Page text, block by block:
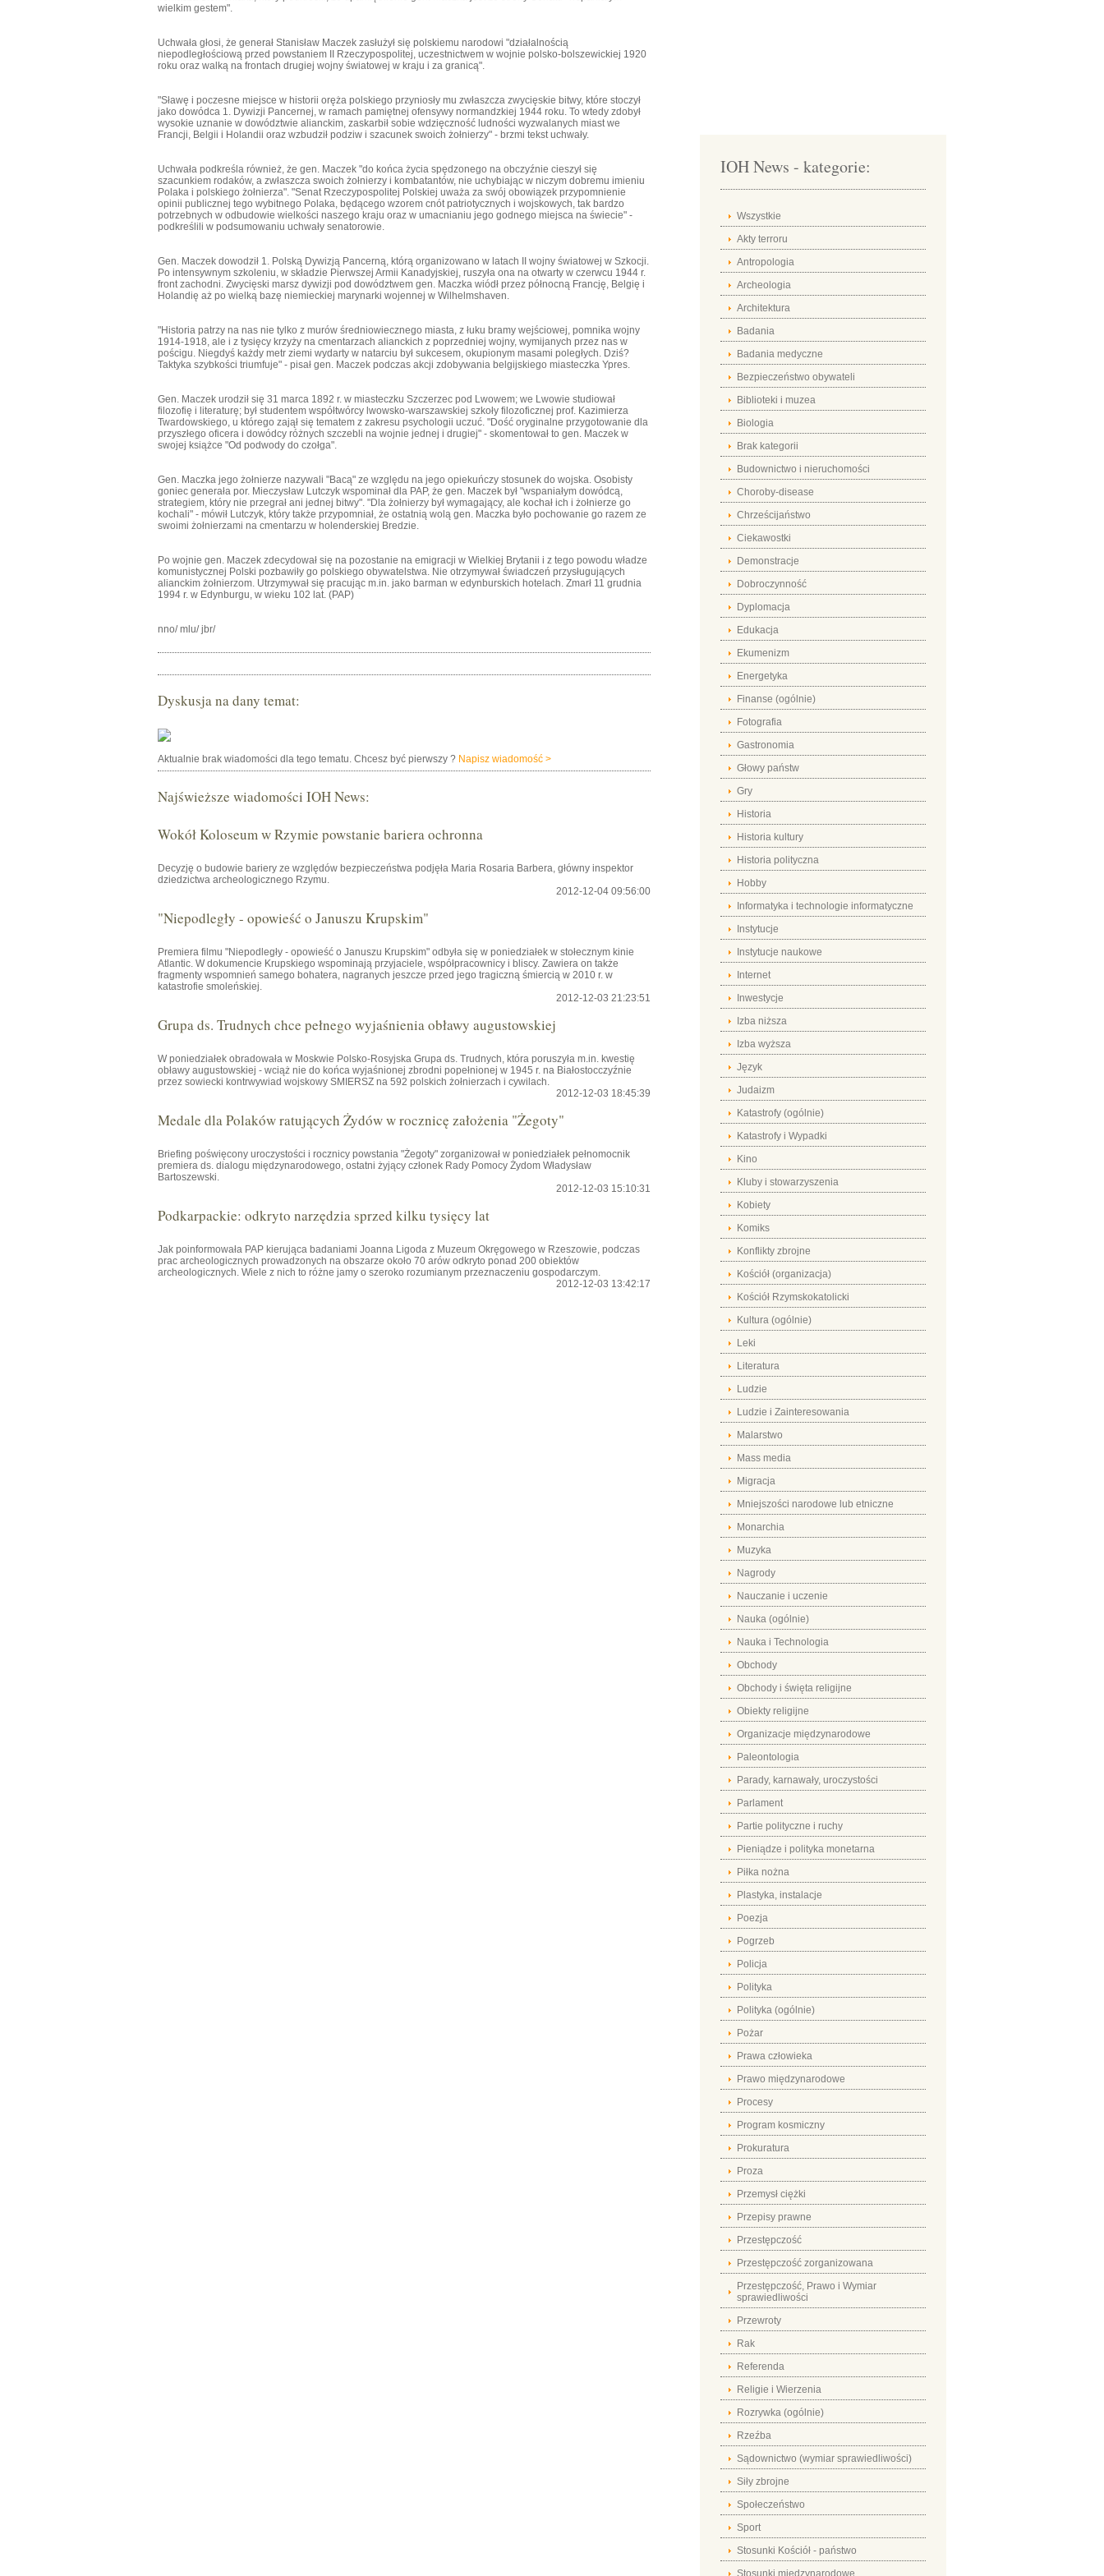
wielkim gestem".
Uchwała głosi, że generał Stanisław Maczek zasłużył się polskiemu narodowi "działalnością
niepodległościową przed powstaniem II Rzeczypospolitej, uczestnictwem w wojnie polsko-bolszewickiej 1920
roku oraz walką na frontach drugiej wojny światowej w kraju i za granicą".
"Sławę i poczesne miejsce w historii oręża polskiego przyniosły mu zwłaszcza zwycięskie bitwy, które stoczył
jako dowódca 1. Dywizji Pancernej, w ramach pamiętnej ofensywy normandzkiej 1944 roku. To wtedy zdobył
wysokie uznanie w dowództwie alianckim, zaskarbił sobie wdzięczność ludności wyzwalanych miast we
Francji, Belgii i Holandii oraz wzbudził podziw i szacunek swoich żołnierzy" - brzmi tekst uchwały.
Uchwała podkreśla również, że gen. Maczek "do końca życia spędzonego na obczyźnie cieszył się
szacunkiem rodaków, a zwłaszcza swoich żołnierzy i kombatantów, nie uchybiając w niczym dobremu imieniu
Polaka i polskiego żołnierza". "Senat Rzeczypospolitej Polskiej uważa za swój obowiązek przypomnienie
opinii publicznej tego wybitnego Polaka, będącego wzorem cnót patriotycznych i wojskowych, tak bardzo
potrzebnych w odbudowie wielkości naszego kraju oraz w umacnianiu jego godnego miejsca na świecie" -
podkreślili w podsumowaniu uchwały senatorowie.
Gen. Maczek dowodził 1. Polską Dywizją Pancerną, którą organizowano w latach II wojny światowej w Szkocji.
Po intensywnym szkoleniu, w składzie Pierwszej Armii Kanadyjskiej, ruszyła ona na otwarty w czerwcu 1944 r.
front zachodni. Zwycięski marsz dywizji pod dowództwem gen. Maczka wiódł przez północną Francję, Belgię i
Holandię aż po wielką bazę niemieckiej marynarki wojennej w Wilhelmshaven.
"Historia patrzy na nas nie tylko z murów średniowiecznego miasta, z łuku bramy wejściowej, pomnika wojny
1914-1918, ale i z tysięcy krzyży na cmentarzach alianckich z poprzedniej wojny, wymijanych przez nas w
pościgu. Niegdyś każdy metr ziemi wydarty w natarciu był sukcesem, okupionym masami poległych. Dziś?
Taktyka szybkości triumfuje" - pisał gen. Maczek podczas akcji zdobywania belgijskiego miasteczka Ypres.
Gen. Maczek urodził się 31 marca 1892 r. w miasteczku Szczerzec pod Lwowem; we Lwowie studiował
filozofię i literaturę; był studentem współtwórcy lwowsko-warszawskiej szkoły filozoficznej prof. Kazimierza
Twardowskiego, u którego zajął się tematem z zakresu psychologii uczuć. "Dość oryginalne przygotowanie dla
przyszłego oficera i dowódcy różnych szczebli na wojnie jednej i drugiej" - skomentował to gen. Maczek w
swojej książce "Od podwody do czołga".
Gen. Maczka jego żołnierze nazywali "Bacą" ze względu na jego opiekuńczy stosunek do wojska. Osobisty
goniec generała por. Mieczysław Lutczyk wspominał dla PAP, że gen. Maczek był "wspaniałym dowódcą,
strategiem, który nie przegrał ani jednej bitwy". "Dla żołnierzy był wymagający, ale kochał ich i żołnierze go
kochali" - mówił Lutczyk, który także przypomniał, że ostatnią wolą gen. Maczka było pochowanie go razem ze
swoimi żołnierzami na cmentarzu w holenderskiej Bredzie.
Po wojnie gen. Maczek zdecydował się na pozostanie na emigracji w Wielkiej Brytanii i z tego powodu władze
komunistycznej Polski pozbawiły go polskiego obywatelstwa. Nie otrzymywał świadczeń przysługujących
alianckim żołnierzom. Utrzymywał się pracując m.in. jako barman w edynburskich hotelach. Zmarł 11 grudnia
1994 r. w Edynburgu, w wieku 102 lat. (PAP)
nno/ mlu/ jbr/
Dyskusja na dany temat:
Aktualnie brak wiadomości dla tego tematu. Chcesz być pierwszy ? Napisz wiadomość >
Najświeższe wiadomości IOH News:
Wokół Koloseum w Rzymie powstanie bariera ochronna
Decyzję o budowie bariery ze względów bezpieczeństwa podjęła Maria Rosaria Barbera, główny inspektor
dziedzictwa archeologicznego Rzymu.
2012-12-04 09:56:00
"Niepodległy - opowieść o Januszu Krupskim"
Premiera filmu "Niepodległy - opowieść o Januszu Krupskim" odbyła się w poniedziałek w stołecznym kinie
Atlantic. W dokumencie Krupskiego wspominają przyjaciele, współpracownicy i bliscy. Zawiera on także
fragmenty wspomnień samego bohatera, nagranych jeszcze przed jego tragiczną śmiercią w 2010 r. w
katastrofie smoleńskiej.
2012-12-03 21:23:51
Grupa ds. Trudnych chce pełnego wyjaśnienia obławy augustowskiej
W poniedziałek obradowała w Moskwie Polsko-Rosyjska Grupa ds. Trudnych, która poruszyła m.in. kwestię
obławy augustowskiej - wciąż nie do końca wyjaśnionej zbrodni popełnionej w 1945 r. na Białostocczyźnie
przez sowiecki kontrwywiad wojskowy SMIERSZ na 592 polskich żołnierzach i cywilach.
2012-12-03 18:45:39
Medale dla Polaków ratujących Żydów w rocznicę założenia "Żegoty"
Briefing poświęcony uroczystości i rocznicy powstania "Żegoty" zorganizował w poniedziałek pełnomocnik
premiera ds. dialogu międzynarodowego, ostatni żyjący członek Rady Pomocy Żydom Władysław
Bartoszewski.
2012-12-03 15:10:31
Podkarpackie: odkryto narzędzia sprzed kilku tysięcy lat
Jak poinformowała PAP kierująca badaniami Joanna Ligoda z Muzeum Okręgowego w Rzeszowie, podczas
prac archeologicznych prowadzonych na obszarze około 70 arów odkryto ponad 200 obiektów
archeologicznych. Wiele z nich to różne jamy o szeroko rozumianym przeznaczeniu gospodarczym.
2012-12-03 13:42:17
IOH News - kategorie:
Wszystkie
Akty terroru
Antropologia
Archeologia
Architektura
Badania
Badania medyczne
Bezpieczeństwo obywateli
Biblioteki i muzea
Biologia
Brak kategorii
Budownictwo i nieruchomości
Choroby-disease
Chrześcijaństwo
Ciekawostki
Demonstracje
Dobroczynność
Dyplomacja
Edukacja
Ekumenizm
Energetyka
Finanse (ogólnie)
Fotografia
Gastronomia
Głowy państw
Gry
Historia
Historia kultury
Historia polityczna
Hobby
Informatyka i technologie informatyczne
Instytucje
Instytucje naukowe
Internet
Inwestycje
Izba niższa
Izba wyższa
Język
Judaizm
Katastrofy (ogólnie)
Katastrofy i Wypadki
Kino
Kluby i stowarzyszenia
Kobiety
Komiks
Konflikty zbrojne
Kościół (organizacja)
Kościół Rzymskokatolicki
Kultura (ogólnie)
Leki
Literatura
Ludzie
Ludzie i Zainteresowania
Malarstwo
Mass media
Migracja
Mniejszości narodowe lub etniczne
Monarchia
Muzyka
Nagrody
Nauczanie i uczenie
Nauka (ogólnie)
Nauka i Technologia
Obchody
Obchody i święta religijne
Obiekty religijne
Organizacje międzynarodowe
Paleontologia
Parady, karnawały, uroczystości
Parlament
Partie polityczne i ruchy
Pieniądze i polityka monetarna
Piłka nożna
Plastyka, instalacje
Poezja
Pogrzeb
Policja
Polityka
Polityka (ogólnie)
Pożar
Prawa człowieka
Prawo międzynarodowe
Procesy
Program kosmiczny
Prokuratura
Proza
Przemysł ciężki
Przepisy prawne
Przestępczość
Przestępczość zorganizowana
Przestępczość, Prawo i Wymiar
sprawiedliwości
Przewroty
Rak
Referenda
Religie i Wierzenia
Rozrywka (ogólnie)
Rzeźba
Sądownictwo (wymiar sprawiedliwości)
Siły zbrojne
Społeczeństwo
Sport
Stosunki Kościół - państwo
Stosunki międzynarodowe